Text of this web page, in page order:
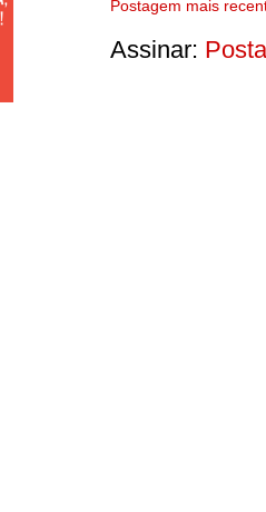
Postagem mais
Assinar: